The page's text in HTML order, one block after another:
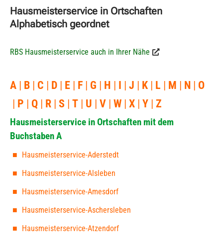
Hausmeisterservice in Ortschaften
Alphabetisch geordnet
RBS Hausmeisterservice auch in Ihrer Nähe
A B C D E F G H I J K L M N
O
P
Q R S T U V W X Y Z
Hausmeisterservice in Ortschaften mit dem
Buchstaben A
Hausmeisterservice-Aderstedt
Hausmeisterservice-Alsleben
Hausmeisterservice-Amesdorf
Hausmeisterservice-Aschersleben
Hausmeisterservice-Atzendorf